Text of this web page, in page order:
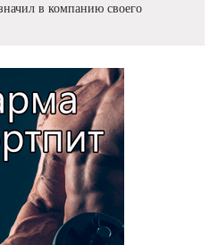
в компанию своего